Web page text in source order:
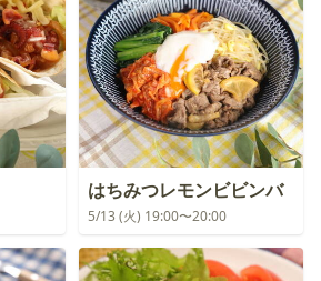
はちみつレモンビビンバ
5/13 (火) 19:00〜20:00